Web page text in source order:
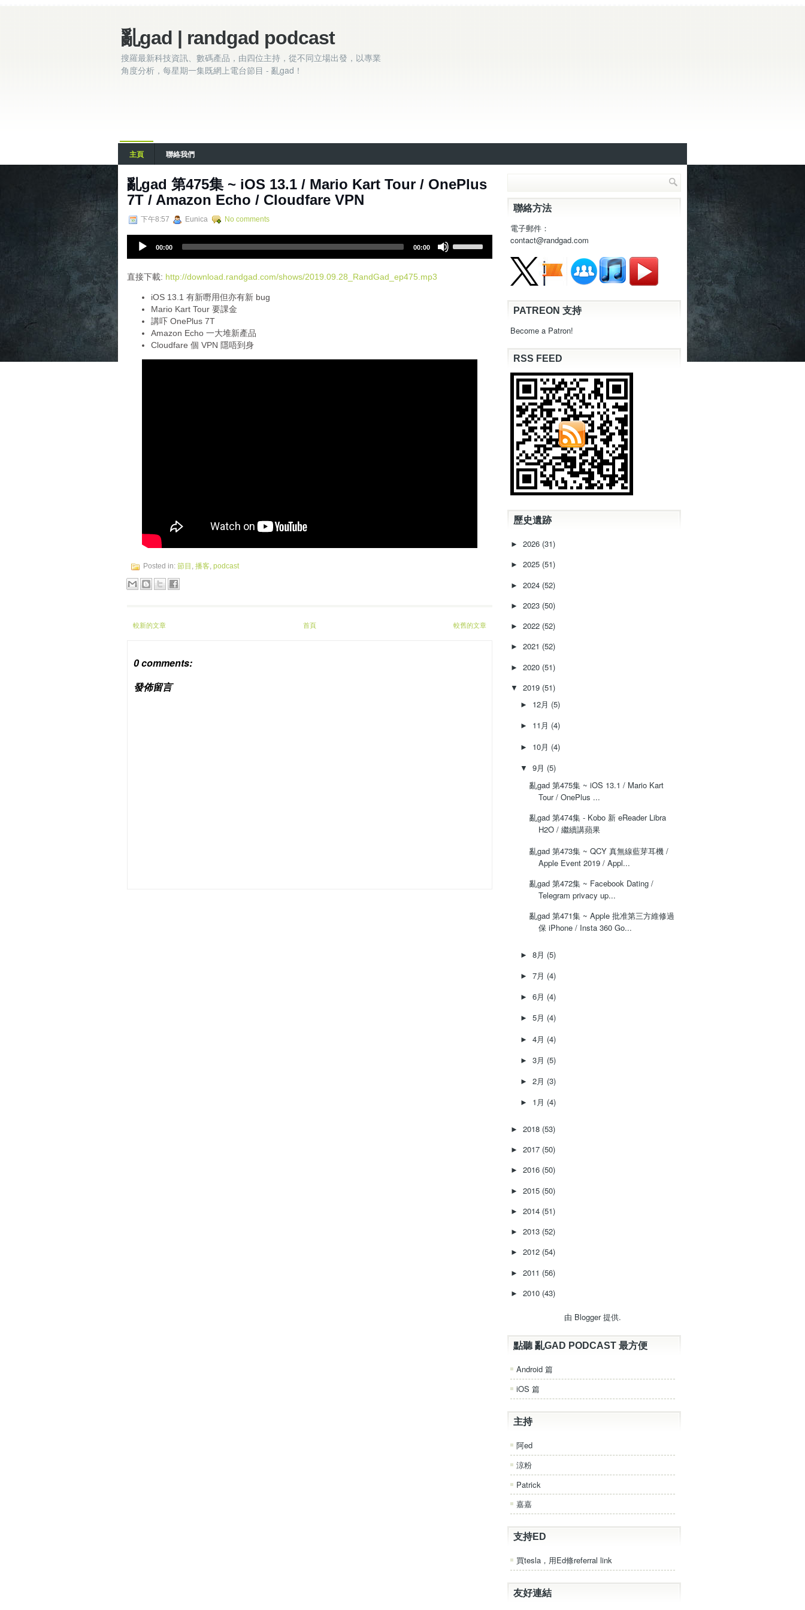
亂gad | randgad podcast
搜羅最新科技資訊、數碼產品，由四位主持，從不同立場出發，以專業
角度分析，每星期一集既網上電台節目 - 亂gad！
主頁 聯絡我們
亂gad 第475集 ~ iOS 13.1 / Mario Kart Tour / OnePlus
7T / Amazon Echo / Cloudfare VPN
下午8:57 Eunica No comments
i
00:00 00:00
s
A
e
直接下載: http://download.randgad.com/shows/2019.09.28_RandGad_ep475.mp3
iOS 13.1 有新嘢用但亦有新 bug
Mario Kart Tour 要課金
講吓 OnePlus 7T
Amazon Echo 一大堆新產品
Cloudfare 個 VPN 隱唔到身
Posted in: 節目 , 播客, podcast
較新的文章 較舊的文章
首頁
0 comments:
發佈留言
聯絡方法
電子郵件：
contact@randgad.com
PATREON 支持
Become a Patron!
RSS FEED
歷史遺跡
► 2026 (31)
► 2025 (51)
► 2024 (52)
► 2023 (50)
► 2022 (52)
► 2021 (52)
► 2020 (51)
▼ 2019 (51)
► 12月 (5)
► 11月 (4)
► 10月 (4)
▼ 9月 (5)
亂gad 第475集 ~ iOS 13.1 / Mario Kart
Tour / OnePlus ...
亂gad 第474集 - Kobo 新 eReader Libra
H2O / 繼續講蘋果
亂gad 第473集 ~ QCY 真無線藍芽耳機 /
Apple Event 2019 / Appl...
亂gad 第472集 ~ Facebook Dating /
Telegram privacy up...
亂gad 第471集 ~ Apple 批准第三方維修過
保 iPhone / Insta 360 Go...
► 8月 (5)
► 7月 (4)
► 6月 (4)
► 5月 (4)
► 4月 (4)
► 3月 (5)
► 2月 (3)
► 1月 (4)
► 2018 (53)
► 2017 (50)
► 2016 (50)
► 2015 (50)
► 2014 (51)
► 2013 (52)
► 2012 (54)
► 2011 (56)
► 2010 (43)
由 Blogger提供.
點聽 亂GAD PODCAST 最方便
Android 篇
iOS 篇
主持
阿ed
涼粉
Patrick
嘉嘉
支持ED
買tesla，用Ed條referral link
友好連結